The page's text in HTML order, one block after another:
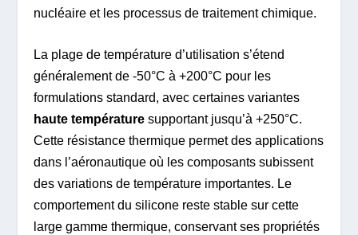
nucléaire et les processus de traitement chimique.
La plage de température d’utilisation s’étend
généralement de -50°C à +200°C pour les
formulations standard, avec certaines variantes
haute température supportant jusqu’à +250°C.
Cette résistance thermique permet des applications
dans l’aéronautique où les composants subissent
des variations de température importantes. Le
comportement du silicone reste stable sur cette
large gamme thermique, conservant ses propriétés